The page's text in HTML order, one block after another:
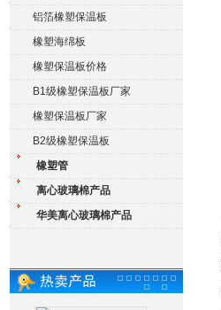
铝箔橡塑保温板
橡塑海绵板
橡塑保温板价格
B1级橡塑保温板厂家
橡塑保温板厂家
B2级橡塑保温板
橡塑管
离心玻璃棉产品
华美离心玻璃棉产品